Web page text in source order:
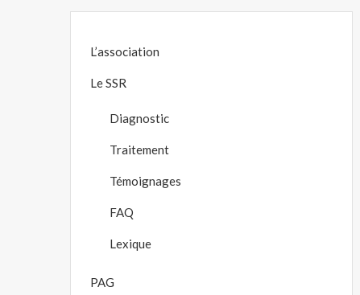
L’association
Le SSR
Diagnostic
Traitement
Témoignages
FAQ
Lexique
PAG